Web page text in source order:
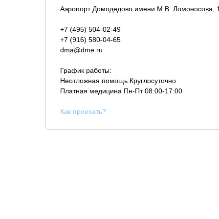
Аэропорт Домодедово имени М.В. Ломоносова,
+7 (495) 504-02-49
+7 (916) 580-04-65
dma@dme.ru
График работы:
Неотложная помощь Круглосуточно
Платная медицина Пн-Пт 08:00-17:00
Как проехать?